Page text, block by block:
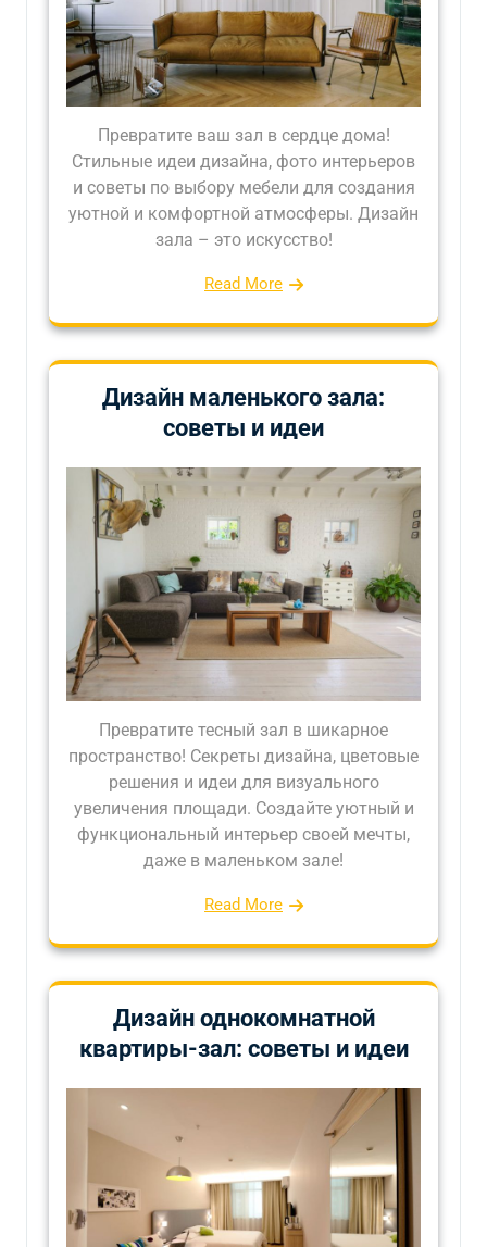
Превратите ваш зал в сердце дома!
Стильные идеи дизайна, фото интерьеров
и советы по выбору мебели для создания
уютной и комфортной атмосферы. Дизайн
зала – это искусство!
Read More
Дизайн маленького зала:
советы и идеи
Превратите тесный зал в шикарное
пространство! Секреты дизайна, цветовые
решения и идеи для визуального
увеличения площади. Создайте уютный и
функциональный интерьер своей мечты,
даже в маленьком зале!
Read More
Дизайн однокомнатной
квартиры-зал: советы и идеи